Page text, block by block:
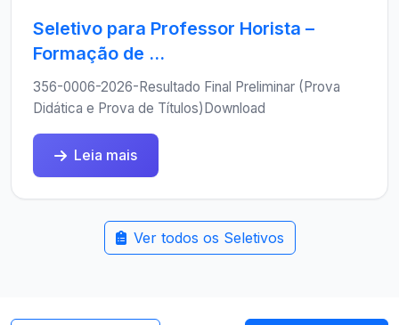
Seletivo para Professor Horista –
Formação de ...
356-0006-2026-Resultado Final Preliminar (Prova
Didática e Prova de Títulos)Download
Leia mais
Ver todos os Seletivos